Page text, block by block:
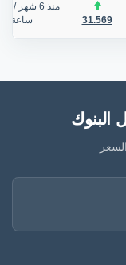
31.569
منذ 6 شهر
/
ساعة
البنوك